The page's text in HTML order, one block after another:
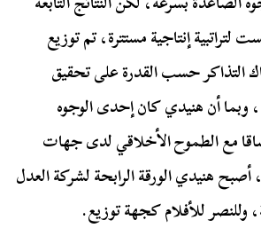
لتراتبية إنتاجية مستترة، تم توزيع
التذاكر حسب القدرة على تحقيق
وبما أن هنيدي كان إحدى الوجوه
مع الطموح الأخلاقي لدى جهات
أصبح هنيدي الورقة الرابحة لشركة العدل
للأفلام كجهة توزيع.